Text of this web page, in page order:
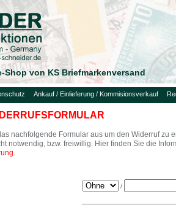
von KS Briefmarkenversand
Ankauf / Einlieferung / Kommisionsverkauf
nachfolgende Formular aus um den Widerruf zu
notwendig, bzw. freiwillig. Hier finden Sie die
.
/